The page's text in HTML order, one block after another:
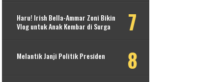
Haru! Irish Bella-Ammar Zoni Bikin
Vlog untuk Anak Kembar di Surga
Melantik Janji Politik Presiden